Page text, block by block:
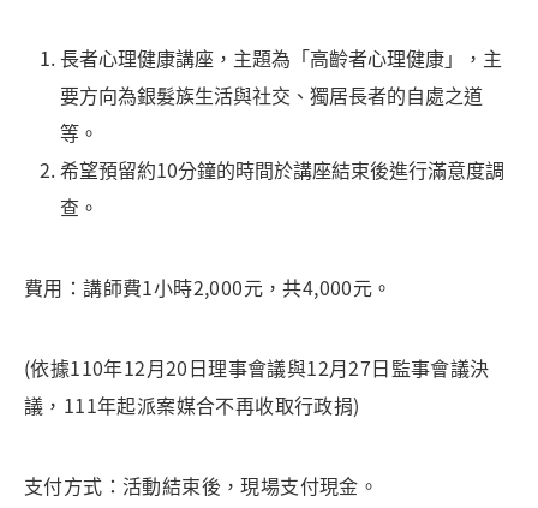
長者心理健康講座，主題為「高齡者心理健康」，主
要方向為銀髮族生活與社交、獨居長者的自處之道
等。
希望預留約10分鐘的時間於講座結束後進行滿意度調
查。
費用：講師費1小時2,000元，共4,000元。
(依據110年12月20日理事會議與12月27日監事會議決
議，111年起派案媒合不再收取行政捐)
支付方式：活動結束後，現場支付現金。